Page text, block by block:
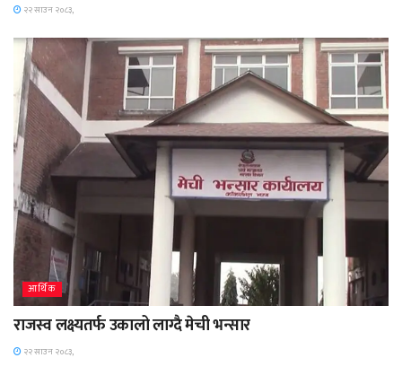
२२ साउन २०८३,
आर्थिक
राजस्व लक्ष्यतर्फ उकालो लाग्दै मेची भन्सार
२२ साउन २०८३,